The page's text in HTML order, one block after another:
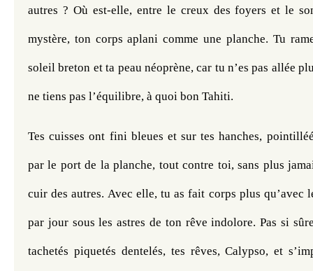
autres ? Où est-elle, entre le creux des foyers et le
mystère, ton corps aplani comme une planche. Tu
soleil breton et ta peau néoprène, car tu n’es pas allée
ne tiens pas l’équilibre, à quoi bon Tahiti.
Tes cuisses ont fini bleues et sur tes hanches,
par le port de la planche, tout contre toi, sans plus
cuir des autres. Avec elle, tu as fait corps plus qu’avec
par jour sous les astres de ton rêve indolore. Pas si
tachetés piquetés dentelés, tes rêves, Calypso, et